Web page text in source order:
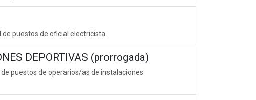
puestos de oficial electricista.
DEPORTIVAS (prorrogada)
puestos de operarios/as de instalaciones